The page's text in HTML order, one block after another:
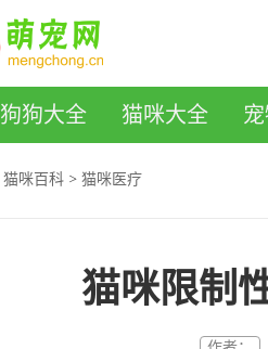
狗狗大全 猫咪大全
猫咪百科 猫咪医疗
猫咪限制